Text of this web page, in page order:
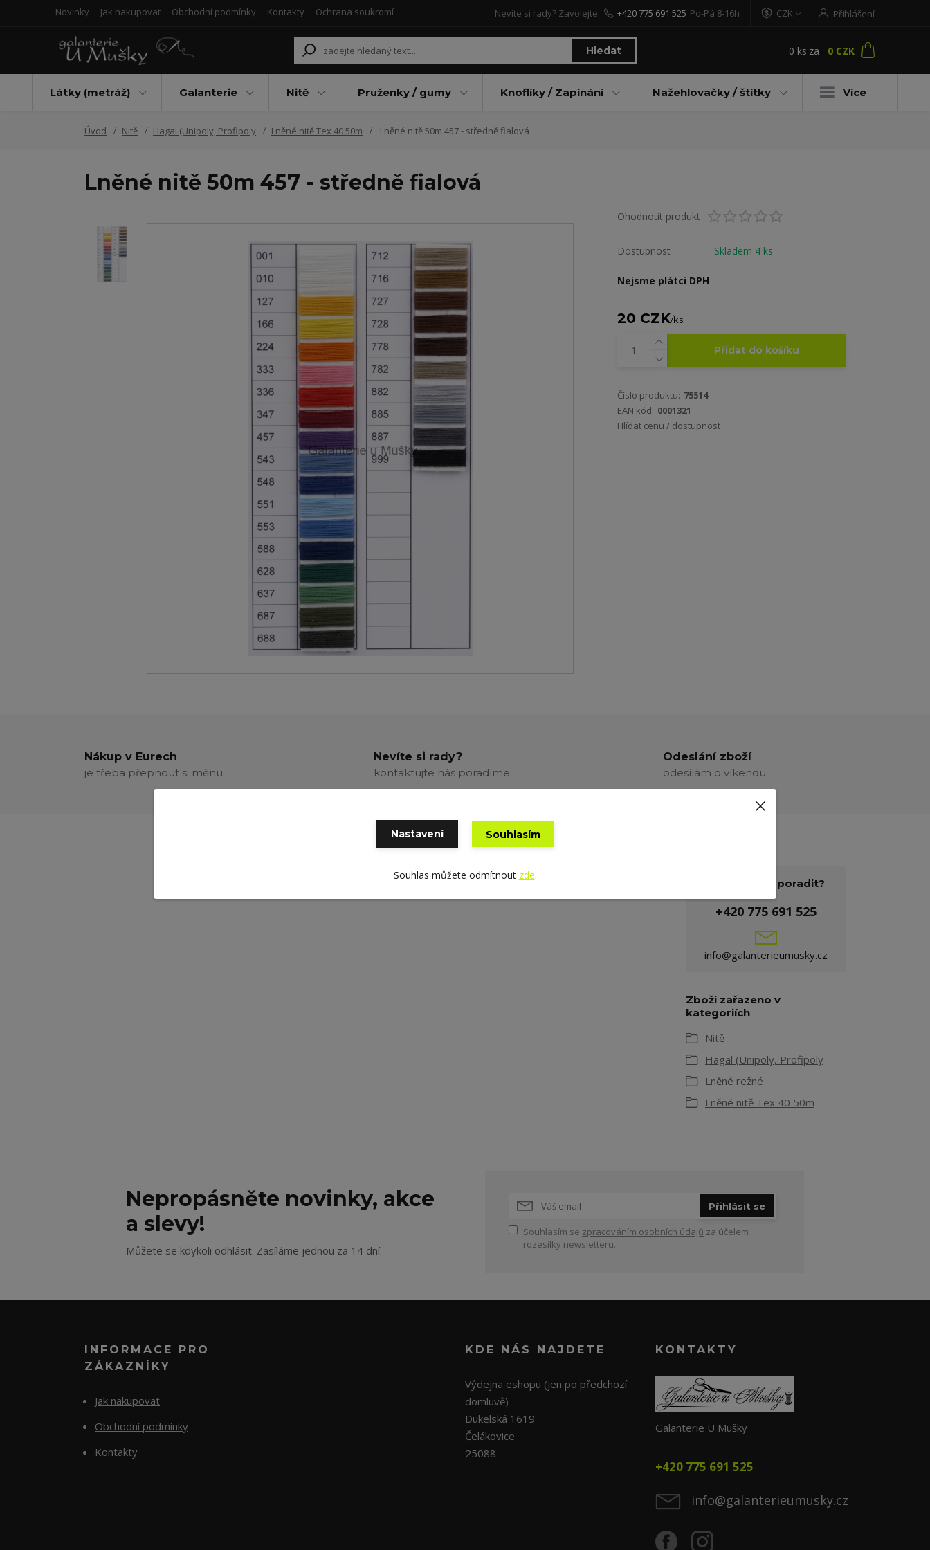
Novinky Jak nakupovat Obchodní podmínky Kontakty Ochrana soukromí CZK Přihlášení
Hledat
Nevíte si rady? Zavolejte. +420 775 691 525 Po-Pá 8-16h
0 ks za 0 CZK
Látky (metráž) Galanterie Nitě Pruženky / gumy Knoflíky / Zapínání Nažehlovačky / štítky Více
Úvod Nitě Hagal (Unipoly, Profipoly Lněné nitě Tex 40 50m Lněné nitě 50m 457 - středně fialová
Lněné nitě 50m 457 - středně fialová
Ohodnotit produkt
Dostupnost Skladem 4 ks
Nejsme plátci DPH
20 CZK/ks
Přidat do košíku
Číslo produktu: 75514
EAN kód: 0001321
Hlídat cenu / dostupnost
Nákup v Eurech
je třeba přepnout si měnu
Nevíte si rady?
kontaktujte nás poradíme
Odeslání zboží
odesílám o víkendu
Potřebujete poradit?
+420 775 691 525
info@galanterieumusky.cz
Zboží zařazeno v
kategoriích
Nitě
Hagal (Unipoly, Profipoly
Lněné režné
Lněné nitě Tex 40 50m
Nepropásněte novinky, akce
a slevy!
Můžete se kdykoli odhlásit. Zasíláme jednou za 14 dní.
Přihlásit se
Souhlasím se zpracováním osobních údajů za účelem
rozesílky newsletteru.
INFORMACE PRO
ZÁKAZNÍKY
Jak nakupovat
Obchodní podmínky
Kontakty
KDE NÁS NAJDETE
Výdejna eshopu (jen po předchozí
domluvě)
Dukelská 1619
Čelákovice
25088
KONTAKTY
Galanterie U Mušky
+420 775 691 525
info@galanterieumusky.cz
Nastavení Souhlasím
Souhlas můžete odmítnout zde.